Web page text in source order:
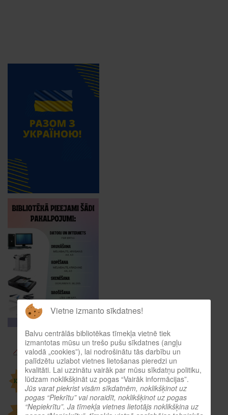
Vietne izmanto sīkdatnes!
Balvu centrālās bibliotēkas tīmekļa vietnē tiek
izmantotas mūsu un trešo pušu sīkdatnes (angļu
valodā „cookies”), lai nodrošinātu tās darbību un
palīdzētu uzlabot vietnes lietošanas pieredzi un
kvalitāti. Lai uzzinātu vairāk par mūsu sīkdatņu politiku,
lūdzam noklikšķināt uz pogas “Vairāk informācijas”.
Jūs varat piekrist visām sīkdatnēm, noklikšķinot uz
pogas “Piekrītu” vai noraidīt, noklikšķinot uz pogas
“Nepiekrītu”. Ja tīmekļa vietnes lietotājs noklikšķina uz